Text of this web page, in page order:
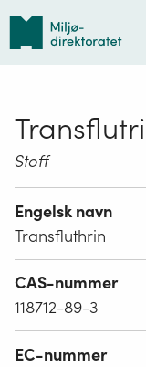
Tilbake
forsiden
Stoff
Engelsk navn
Transfluthrin
CAS-nummer
118712-89-3
EC-nummer